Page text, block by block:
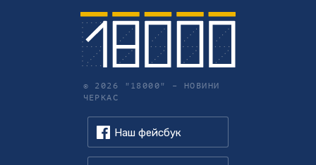
© 2026 "18000" – НОВИНИ
ЧЕРКАС
Наш фейсбук